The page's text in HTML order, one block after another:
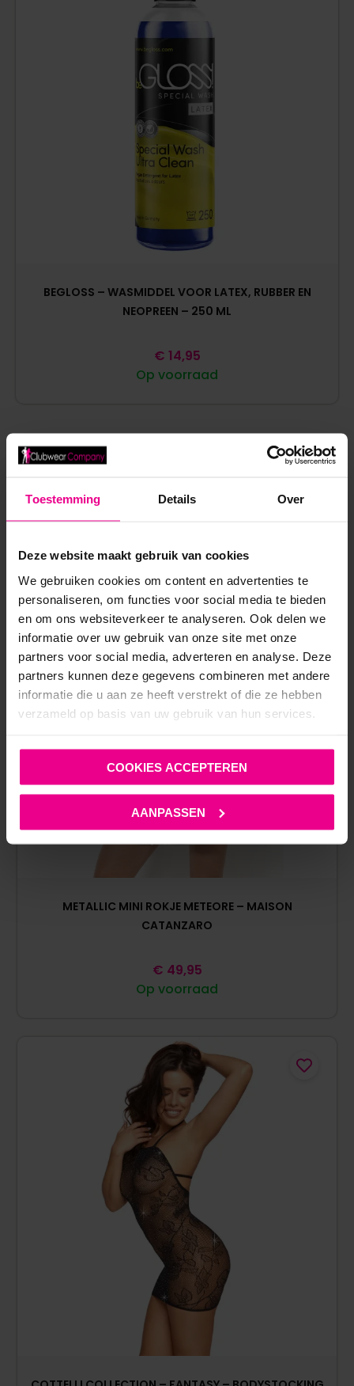
Toestemming Details Over
Deze website maakt gebruik van cookies
We gebruiken cookies om content en advertenties te
personaliseren, om functies voor social media te bieden
en om ons websiteverkeer te analyseren. Ook delen we
informatie over uw gebruik van onze site met onze
partners voor social media, adverteren en analyse. Deze
partners kunnen deze gegevens combineren met andere
informatie die u aan ze heeft verstrekt of die ze hebben
verzameld op basis van uw gebruik van hun services.
COOKIES ACCEPTEREN
AANPASSEN
BEGLOSS – WASMIDDEL VOOR LATEX, RUBBER EN
NEOPREEN – 250 ML
Op voorraad
€ 14,95
ANDERE MENSEN BEKEKEN OOK:
METALLIC MINI ROKJE METEORE – MAISON
CATANZARO
Op voorraad
€ 49,95